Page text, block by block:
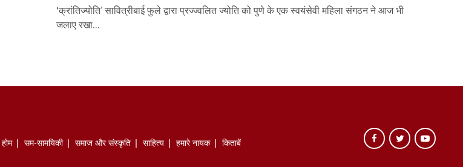
'क्रांतिज्योति’ सावित्रीबाई फुले द्वारा प्रज्ज्वलित ज्योति को पुणे के एक स्वयंसेवी महिला संगठन ने आज भी
जलाए रखा...
होम सम-सामयिकी समाज और संस्कृति साहित्‍य हमारे नायक किताबें